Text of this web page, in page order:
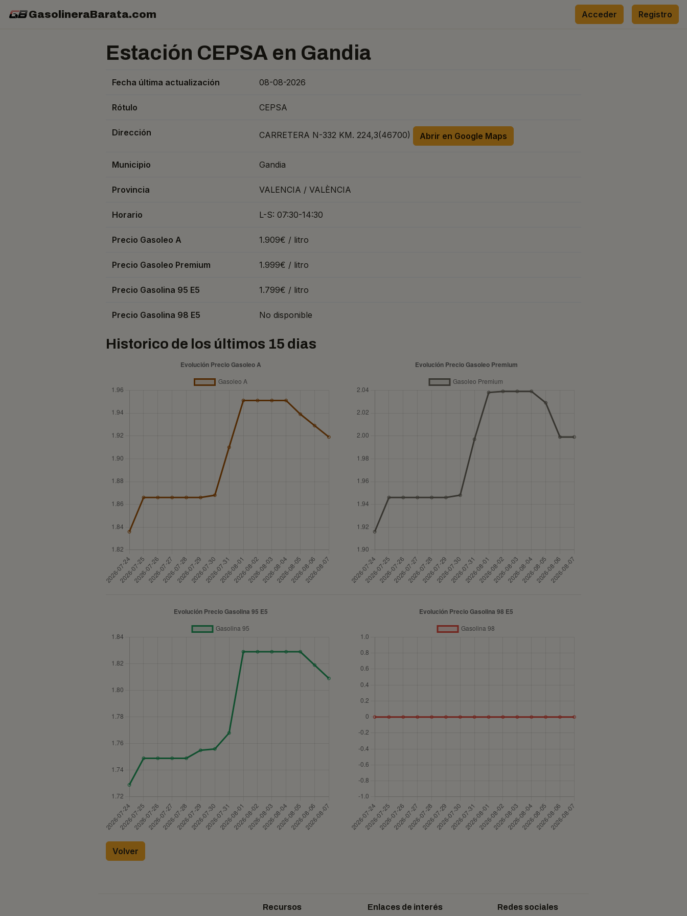
GasolineraBarata.com Acceder Registro
Estación CEPSA en Gandia
Fecha última actualización 08-08-2026
Rótulo CEPSA
Dirección CARRETERA N-332 KM. 224,3(46700) Abrir en Google Maps
Municipio Gandia
Provincia VALENCIA / VALÈNCIA
Horario L-S: 07:30-14:30
Precio Gasoleo A 1.909€ / litro
Precio Gasoleo Premium 1.999€ / litro
Precio Gasolina 95 E5 1.799€ / litro
Precio Gasolina 98 E5 No disponible
Historico de los últimos 15 dias
Volver
Recursos Enlaces de interés Redes sociales